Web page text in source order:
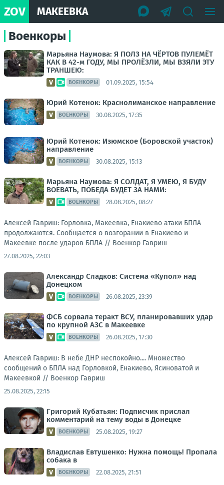
ZOV МАКЕЕВКА
Военкоры
Марьяна Наумова: Я ПОЛЗ НА ЧЁРТОВ ПУЛЕМЁТ
КАК В 42-м ГОДУ, МЫ ПРОЛЁЗЛИ, МЫ ВЗЯЛИ ЭТУ
ТРАНШЕЮ:
ВОЕНКОРЫ 01.09.2025, 15:54
Юрий Котенок: Краснолиманское направление
ВОЕНКОРЫ 30.08.2025, 17:35
Юрий Котенок: Изюмское (Боровской участок)
направление
ВОЕНКОРЫ 30.08.2025, 15:13
Марьяна Наумова: Я СОЛДАТ, Я УМЕЮ, Я БУДУ
ВОЕВАТЬ, ПОБЕДА БУДЕТ ЗА НАМИ:
ВОЕНКОРЫ 28.08.2025, 08:27
Алексей Гавриш: Горловка, Макеевка, Енакиево атаки БПЛА
продолжаются. Сообщается о возгорании в Енакиево и
Макеевке после ударов БПЛА // Военкор Гавриш
27.08.2025, 22:03
Александр Сладков: Система «Купол» над
Донецком
ВОЕНКОРЫ 26.08.2025, 23:39
ФСБ сорвала теракт ВСУ, планировавших удар
по крупной АЗС в Макеевке
ВОЕНКОРЫ 26.08.2025, 17:30
Алексей Гавриш: В небе ДНР неспокойно.... Множество
сообщений о БПЛА над Горловкой, Енакиево, Ясиноватой и
Макеевкой // Военкор Гавриш
25.08.2025, 22:15
Григорий Кубатьян: Подписчик прислал
комментарий на тему воды в Донецке
ВОЕНКОРЫ 25.08.2025, 19:27
Владислав Евтушенко: Нужна помощь! Пропала
собака в
ВОЕНКОРЫ 22.08.2025, 21:51